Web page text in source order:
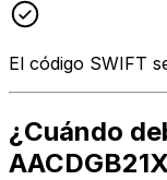
El código SWIFT
¿Cuándo